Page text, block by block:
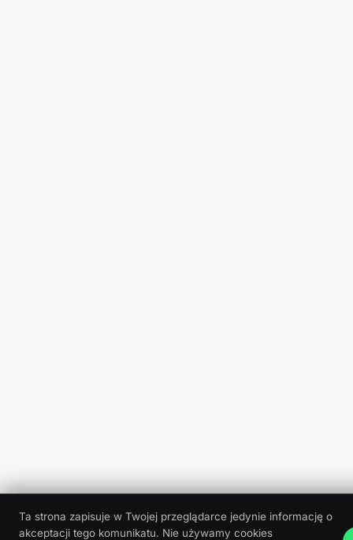
Ta strona zapisuje w Twojej przeglądarce jedynie informację o
akceptacji tego komunikatu. Nie używamy cookies